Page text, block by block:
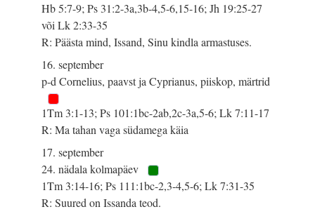
Hb 5:7-9; Ps 31:2-3a,3b-4,5-6,15-16; Jh 19:25-27
või Lk 2:33-35
R: Päästa mind, Issand, Sinu kindla armastuses.
16. september
p-d Cornelius, paavst ja Cyprianus, piiskop, märtrid
1Tm 3:1-13; Ps 101:1bc-2ab,2c-3a,5-6; Lk 7:11-17
R: Ma tahan vaga südamega käia
17. september
24. nädala kolmapäev
1Tm 3:14-16; Ps 111:1bc-2,3-4,5-6; Lk 7:31-35
R: Suured on Issanda teod.